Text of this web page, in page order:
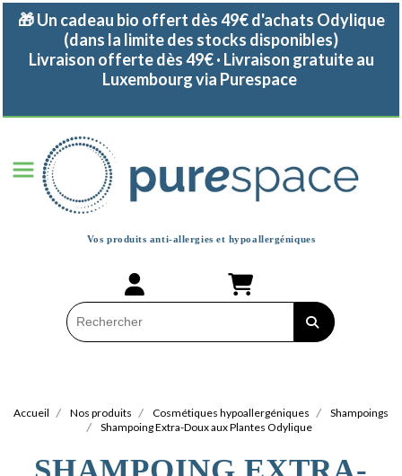
🎁 Un cadeau bio offert dès 49€ d'achats Odylique
(dans la limite des stocks disponibles)
Livraison offerte dès 49€ · Livraison gratuite au
Luxembourg via Purespace
Vos produits anti-allergies et hypoallergéniques
Accueil Nos produits Cosmétiques hypoallergéniques
Shampoings
Shampoing Extra-Doux aux Plantes Odylique
Panneau de gestion des cookies